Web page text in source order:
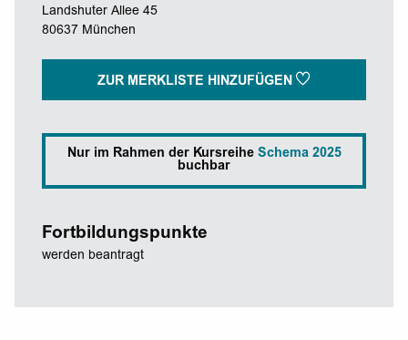
Landshuter Allee 45
80637 München
ZUR MERKLISTE HINZUFÜGEN
Nur im Rahmen der Kursreihe Schema 2025
buchbar
Fortbildungspunkte
werden beantragt